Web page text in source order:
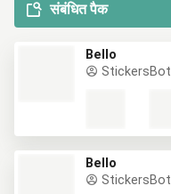
संबंधित पैक
Bello
StickersBot
Bello
StickersBot